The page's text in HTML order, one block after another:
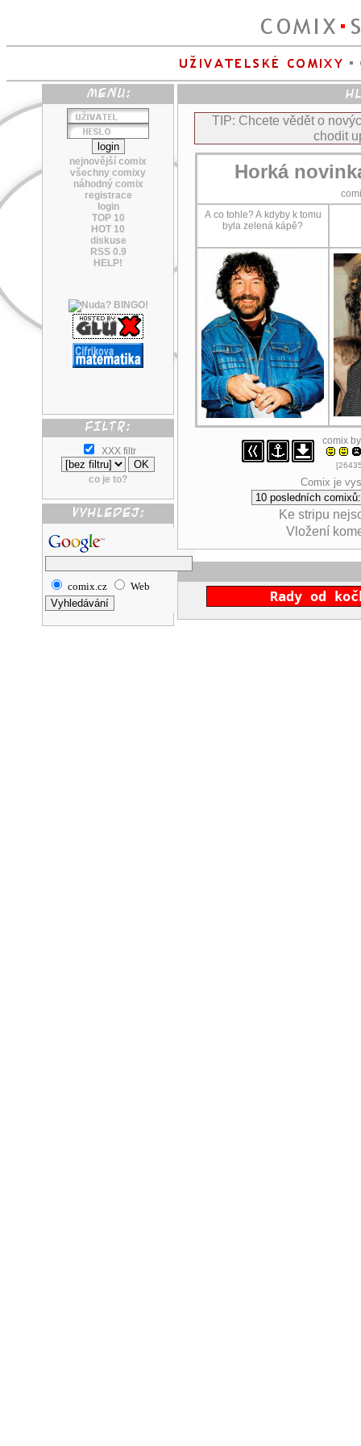
nejnovější comix
všechny comixy
náhodný comix
registrace
login
TOP 10
HOT 10
diskuse
RSS 0.9
HELP!
XXX filtr
co je to?
comix.cz Web
TIP: Chcete vědět o
chodit
Horká
A co tohle? A kdyby k tomu
byla zelená kápě?
comix
Comix je
Ke stripu
Vložení
Rady od